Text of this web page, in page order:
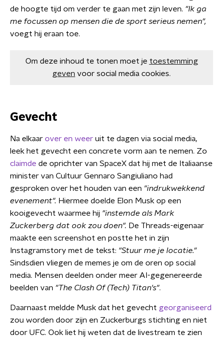
de hoogte tijd om verder te gaan met zijn leven. "Ik ga
me focussen op mensen die de sport serieus nemen",
voegt hij eraan toe.
Om deze inhoud te tonen moet je toestemming
geven voor social media cookies.
Gevecht
Na elkaar over en weer uit te dagen via social media,
leek het gevecht een concrete vorm aan te nemen. Zo
claimde de oprichter van SpaceX dat hij met de Italiaanse
minister van Cultuur Gennaro Sangiuliano had
gesproken over het houden van een "indrukwekkend
evenement". Hiermee doelde Elon Musk op een
kooigevecht waarmee hij "instemde als Mark
Zuckerberg dat ook zou doen". De Threads-eigenaar
maakte een screenshot en postte het in zijn
Instagramstory met de tekst: "Stuur me je locatie."
Sindsdien vliegen de memes je om de oren op social
media. Mensen deelden onder meer AI-gegenereerde
beelden van "The Clash Of (Tech) Titan's".
Daarnaast meldde Musk dat het gevecht georganiseerd
zou worden door zijn en Zuckerburgs stichting en niet
door UFC. Ook liet hij weten dat de livestream te zien